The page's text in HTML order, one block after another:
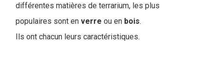
différentes matières de terrarium, les plus
populaires sont en verre ou en bois.
Ils ont chacun leurs caractéristiques.